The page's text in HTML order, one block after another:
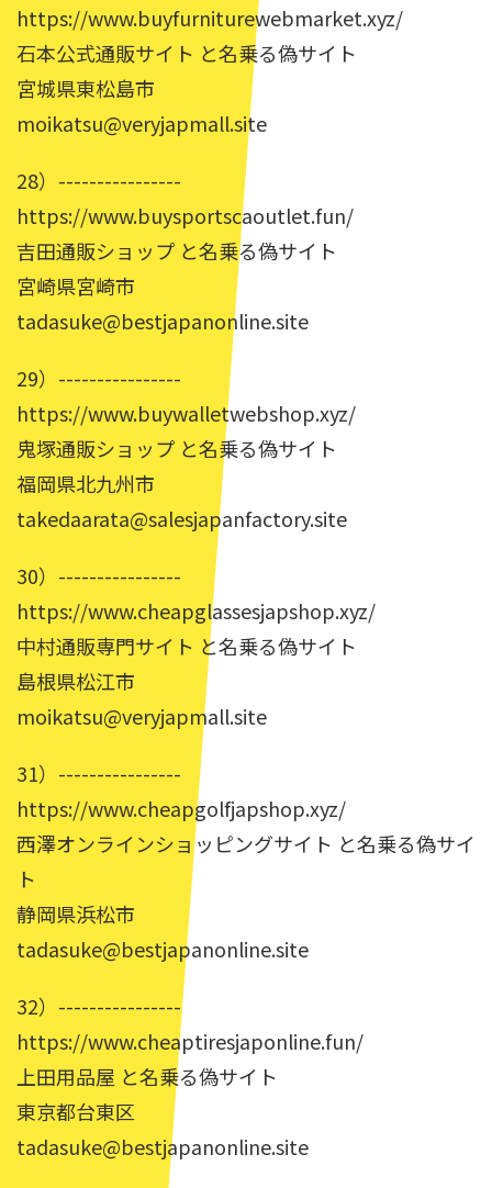
https://www.buyfurniturewebmarket.xyz/
石本公式通販サイト と名乗る偽サイト
宮城県東松島市
moikatsu@veryjapmall.site
28）----------------
https://www.buysportscaoutlet.fun/
吉田通販ショップ と名乗る偽サイト
宮崎県宮崎市
tadasuke@bestjapanonline.site
29）----------------
https://www.buywalletwebshop.xyz/
鬼塚通販ショップ と名乗る偽サイト
福岡県北九州市
takedaarata@salesjapanfactory.site
30）----------------
https://www.cheapglassesjapshop.xyz/
中村通販専門サイト と名乗る偽サイト
島根県松江市
moikatsu@veryjapmall.site
31）----------------
https://www.cheapgolfjapshop.xyz/
西澤オンラインショッピングサイト と名乗る偽サイ
ト
静岡県浜松市
tadasuke@bestjapanonline.site
32）----------------
https://www.cheaptiresjaponline.fun/
上田用品屋 と名乗る偽サイト
東京都台東区
tadasuke@bestjapanonline.site